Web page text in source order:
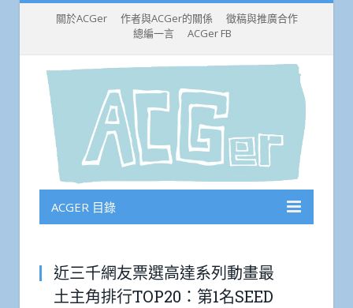
關於ACGer 作者與ACGer的關係
徵稿與推廣合作
總編一言
ACGer FB
ACGER 目錄
近三千網友票選高達系列動畫最
土主角排行TOP20：第1名SEED